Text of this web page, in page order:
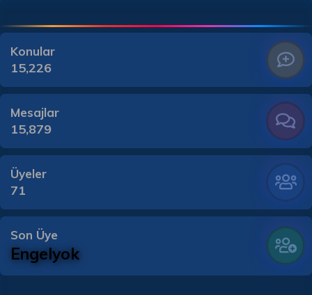
Konular
15,226
Mesajlar
15,879
Üyeler
71
Son Üye
Engelyok